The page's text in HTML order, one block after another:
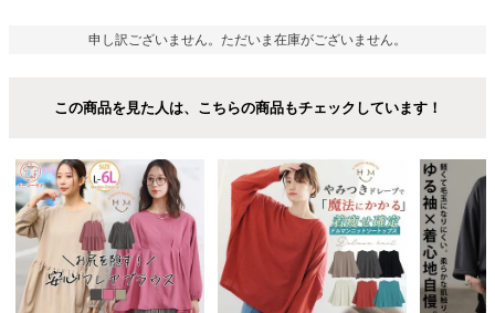
申し訳ございません。ただいま在庫がございません。
この商品を見た人は、こちらの商品もチェックしています！